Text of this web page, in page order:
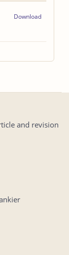
Download
and revision